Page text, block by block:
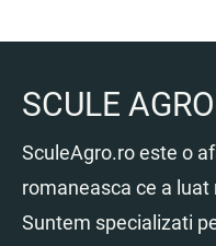
SCULE AGRO
SculeAgro.ro este o
romaneasca ce a
Suntem specializati